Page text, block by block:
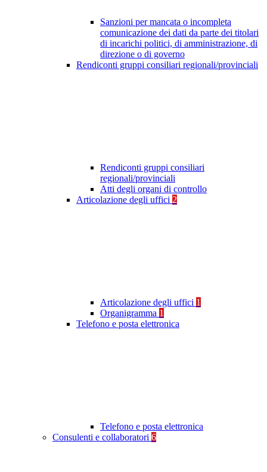
Sanzioni per mancata o incompleta
comunicazione dei dati da parte dei titolari
di incarichi politici, di amministrazione, di
direzione o di governo
Rendiconti gruppi consiliari regionali/provinciali
Rendiconti gruppi consiliari
regionali/provinciali
Atti degli organi di controllo
Articolazione degli uffici 2
Articolazione degli uffici 1
Organigramma 1
Telefono e posta elettronica
Telefono e posta elettronica
Consulenti e collaboratori 6